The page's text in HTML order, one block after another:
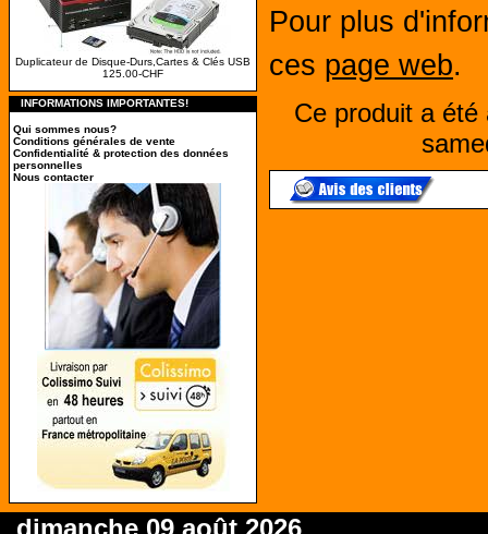
Duplicateur de Disque-Durs,Cartes & Clés USB
125.00-CHF
INFORMATIONS IMPORTANTES!
Qui sommes nous?
Conditions générales de vente
Confidentialité & protection des données
personnelles
Nous contacter
Pour plus
ces page web.
Ce produit a été
dimanche 09 août 2026